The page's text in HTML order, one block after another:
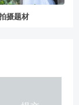
摄题材